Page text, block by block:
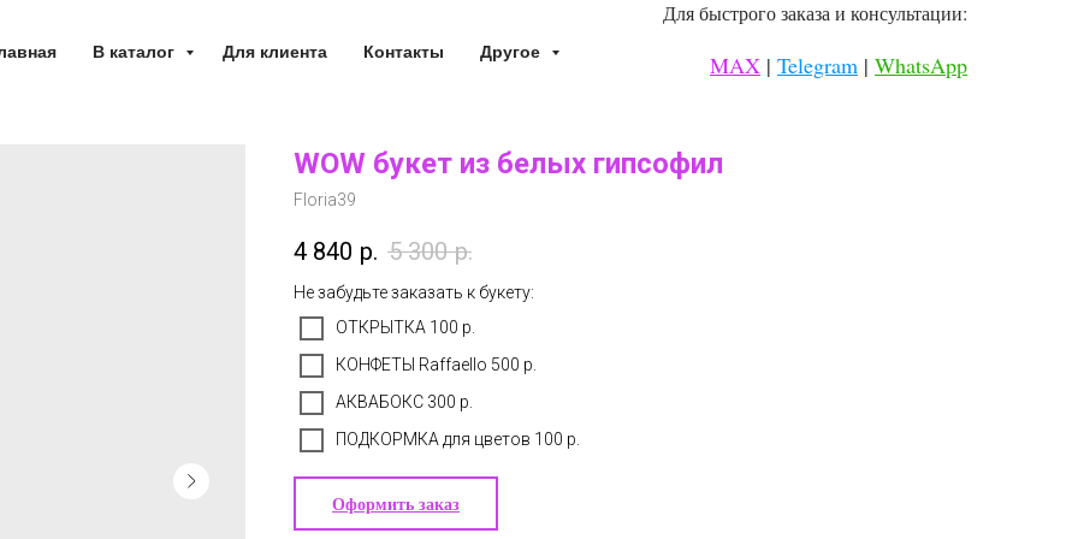
В каталог Для клиента Контакты Другое
Для быстрого заказа и консультации:
MAX | Telegram | WhatsApp
WOW букет из белых гипсофил
Floria39
4 840 р. 5 300 р.
Не забудьте заказать к букету:
ОТКРЫТКА 100 р.
КОНФЕТЫ Raffaello 500 р.
АКВАБОКС 300 р.
ПОДКОРМКА для цветов 100 р.
Оформить заказ